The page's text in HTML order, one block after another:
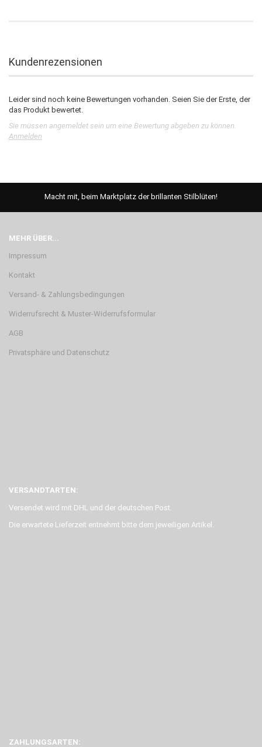
Kundenrezensionen
Leider sind noch keine Bewertungen vorhanden. Seien Sie der Erste, der
das Produkt bewertet.
Sie müssen angemeldet sein um eine Bewertung abgeben zu können.
Anmelden
Macht mit, beim Marktplatz der brillanten Stilblüten!
MEHR ÜBER...
Impressum
Kontakt
Versand- & Zahlungsbedingungen
Widerrufsrecht & Muster-Widerrufsformular
AGB
Privatsphäre und Datenschutz
VERSANDTARTEN:
Versendet wird mit DHL und der deutschen Post.
Die erwartete Lieferzeit entnehmt bitte dem jeweiligen Artikel.
ZAHLUNGSARTEN: